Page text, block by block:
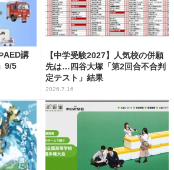
AED講
9/5
【中学受験2027】人気校の併願
先は…四谷大塚「第2回合不合判
定テスト」結果
2026.7.16